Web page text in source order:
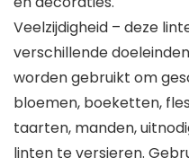
Veelzijdigheid – deze
verschillende
worden gebruikt om
bloemen, boeketten,
taarten, manden,
linten te versieren.